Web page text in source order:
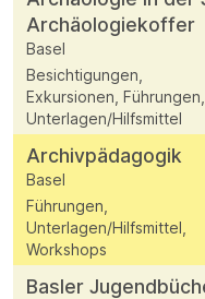
Archäologiekoffer
Basel
Besichtigungen,
Exkursionen, Führungen,
Unterlagen/Hilfsmittel
Archivpädagogik
Basel
Führungen,
Unterlagen/Hilfsmittel,
Workshops
Basler